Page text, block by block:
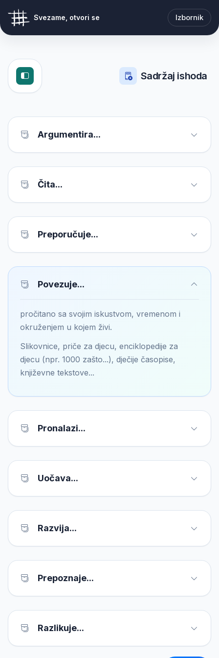
Svezame, otvori se Izbornik
Sadržaj ishoda
Argumentira...
Čita...
Preporučuje...
Povezuje...
pročitano sa svojim iskustvom, vremenom i
okruženjem u kojem živi.
Slikovnice, priče za djecu, enciklopedije za
djecu (npr. 1000 zašto...), dječije časopise,
književne tekstove...
Pronalazi...
Uočava...
Razvija...
Prepoznaje...
Razlikuje...